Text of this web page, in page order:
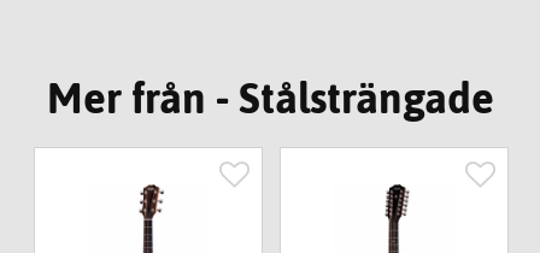
Mer från - Stålsträngade